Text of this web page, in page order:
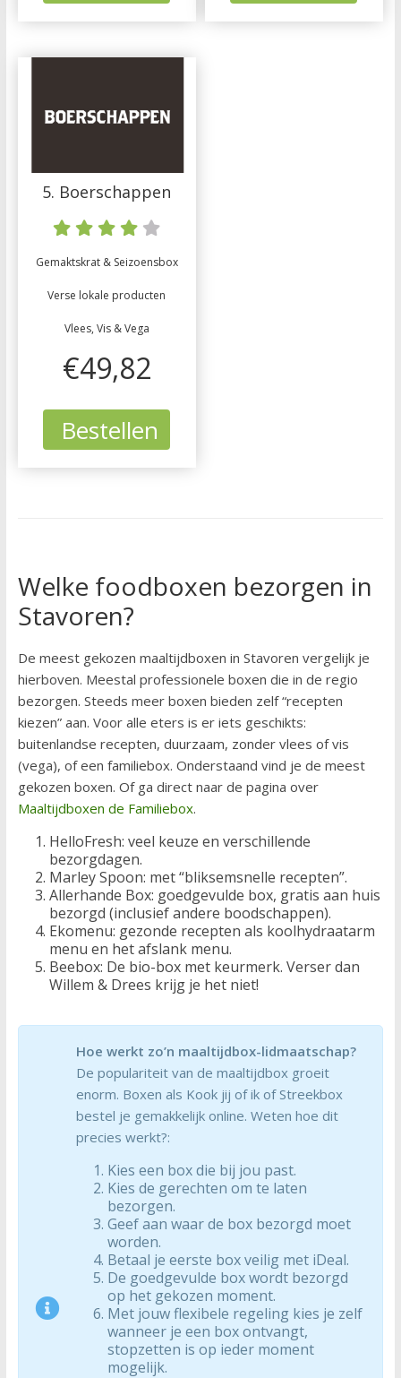
5. Boerschappen
Gemaktskrat & Seizoensbox
Verse lokale producten
Vlees, Vis & Vega
€49,82
Bestellen
Welke foodboxen bezorgen in
Stavoren?
De meest gekozen maaltijdboxen in Stavoren vergelijk je
hierboven. Meestal professionele boxen die in de regio
bezorgen. Steeds meer boxen bieden zelf “recepten
kiezen” aan. Voor alle eters is er iets geschikts:
buitenlandse recepten, duurzaam, zonder vlees of vis
(vega), of een familiebox. Onderstaand vind je de meest
gekozen boxen. Of ga direct naar de pagina over
Maaltijdboxen de Familiebox.
HelloFresh: veel keuze en verschillende
bezorgdagen.
Marley Spoon: met “bliksemsnelle recepten”.
Allerhande Box: goedgevulde box, gratis aan huis
bezorgd (inclusief andere boodschappen).
Ekomenu: gezonde recepten als koolhydraatarm
menu en het afslank menu.
Beebox: De bio-box met keurmerk. Verser dan
Willem & Drees krijg je het niet!
Hoe werkt zo’n maaltijdbox-lidmaatschap?
De populariteit van de maaltijdbox groeit
enorm. Boxen als Kook jij of ik of Streekbox
bestel je gemakkelijk online. Weten hoe dit
precies werkt?:
Kies een box die bij jou past.
Kies de gerechten om te laten
bezorgen.
Geef aan waar de box bezorgd moet
worden.
Betaal je eerste box veilig met iDeal.
De goedgevulde box wordt bezorgd
op het gekozen moment.
Met jouw flexibele regeling kies je zelf
wanneer je een box ontvangt,
stopzetten is op ieder moment
mogelijk.